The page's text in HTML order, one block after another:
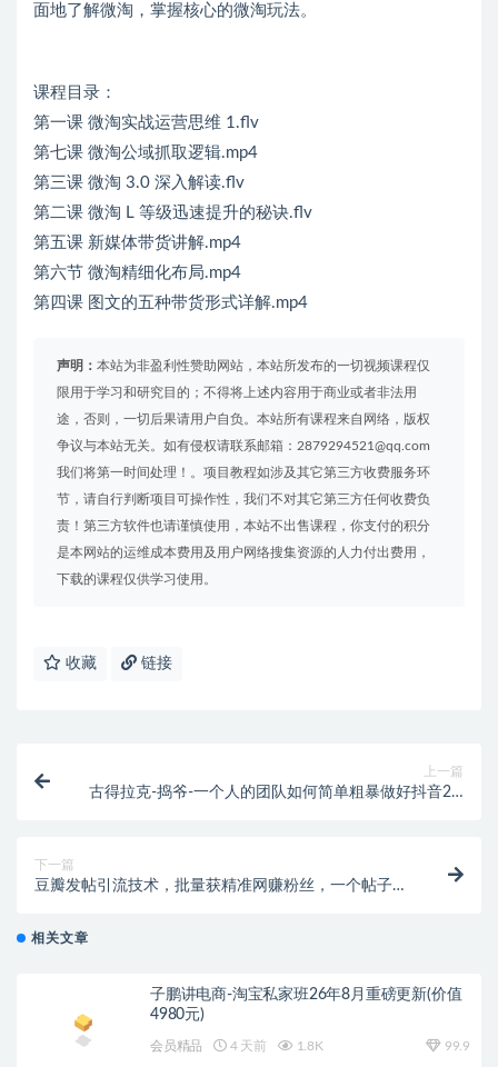
面地了解微淘，掌握核心的微淘玩法。
课程目录：
第一课 微淘实战运营思维 1.flv
第七课 微淘公域抓取逻辑.mp4
第三课 微淘 3.0 深入解读.flv
第二课 微淘 L 等级迅速提升的秘诀.flv
第五课 新媒体带货讲解.mp4
第六节 微淘精细化布局.mp4
第四课 图文的五种带货形式详解.mp4
声明： 本站为非盈利性赞助网站，本站所发布的一切视频课程仅
限用于学习和研究目的；不得将上述内容用于商业或者非法用
途，否则，一切后果请用户自负。本站所有课程来自网络，版权
争议与本站无关。如有侵权请联系邮箱：2879294521@qq.com
我们将第一时间处理！。项目教程如涉及其它第三方收费服务环
节，请自行判断项目可操作性，我们不对其它第三方任何收费负
责！第三方软件也请谨慎使用，本站不出售课程，你支付的积分
是本网站的运维成本费用及用户网络搜集资源的人力付出费用，
下载的课程仅供学习使用。
收藏 链接
上一篇
古得拉克-捣爷-一个人的团队如何简单粗暴做好抖音2.0
下一篇
豆瓣发帖引流技术，批量获精准网赚粉丝，一个帖子就
相关文章
子鹏讲电商-淘宝私家班26年8月重磅更新(价值
4980元)
会员精品 4 天前 1.8K 99.9